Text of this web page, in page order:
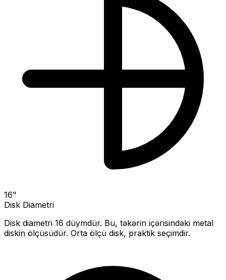
16"
Disk Diametri
Disk diametri 16 düymdür. Bu, təkərin içərisindəki metal
diskin ölçüsüdür. Orta ölçü disk, praktik seçimdir.